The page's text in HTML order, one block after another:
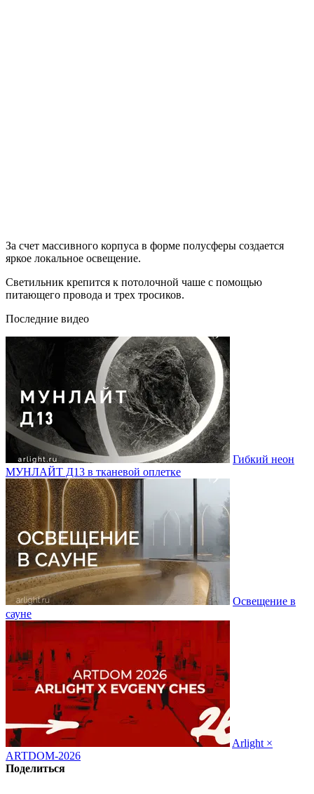
За счет массивного корпуса в форме полусферы создается
яркое локальное освещение.
Светильник крепится к потолочной чаше с помощью
питающего провода и трех тросиков.
Последние видео
Гибкий неон
МУНЛАЙТ Д13 в тканевой оплетке
Освещение в
сауне
Arlight ×
ARTDOM-2026
Поделиться